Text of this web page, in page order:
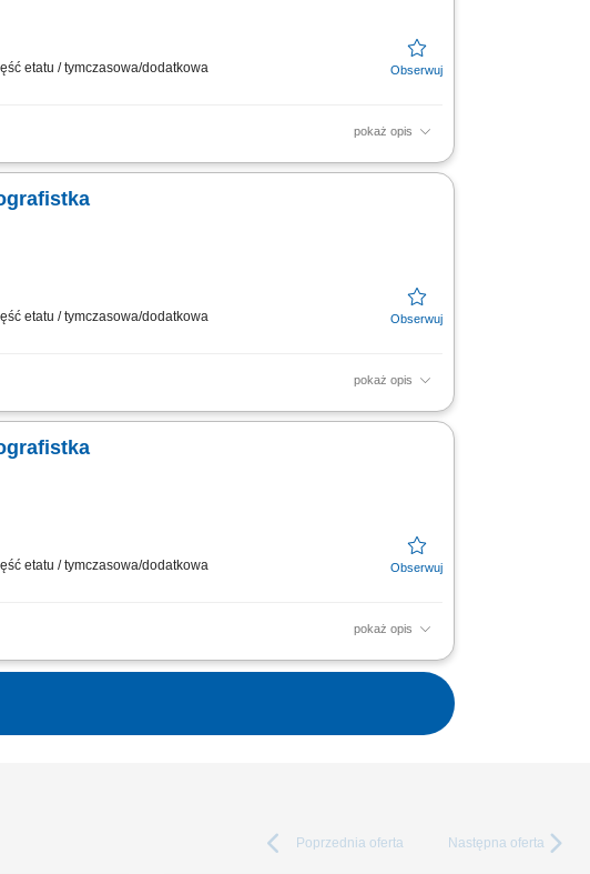
etatu / tymczasowa/dodatkowa
pokaż opis
Dołącz do naszej ekipy medycznej i stań się
etatu / tymczasowa/dodatkowa
pokaż opis
Dołącz do naszej ekipy medycznej i stań się
etatu / tymczasowa/dodatkowa
pokaż opis
Dołącz do naszej ekipy medycznej i stań się
Poprzednia oferta Następna oferta